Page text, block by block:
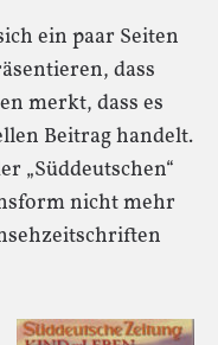
ein paar Seiten
dass
merkt, dass es
Beitrag handelt.
„Süddeutschen“
nicht mehr